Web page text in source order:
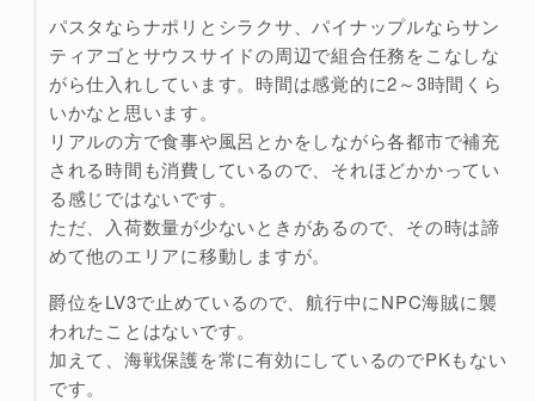
パスタならナポリとシラクサ、パイナップルならサン
ティアゴとサウスサイドの周辺で組合任務をこなしな
がら仕入れしています。時間は感覚的に2～3時間くら
いかなと思います。
リアルの方で食事や風呂とかをしながら各都市で補充
される時間も消費しているので、それほどかかってい
る感じではないです。
ただ、入荷数量が少ないときがあるので、その時は諦
めて他のエリアに移動しますが。
爵位をLV3で止めているので、航行中にNPC海賊に襲
われたことはないです。
加えて、海戦保護を常に有効にしているのでPKもない
です。